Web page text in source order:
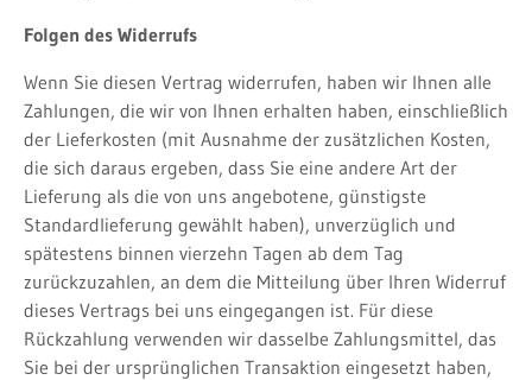
Folgen des Widerrufs
Wenn Sie diesen Vertrag widerrufen, haben wir Ihnen alle
Zahlungen, die wir von Ihnen erhalten haben, einschließlich
der Lieferkosten (mit Ausnahme der zusätzlichen Kosten,
die sich daraus ergeben, dass Sie eine andere Art der
Lieferung als die von uns angebotene, günstigste
Standardlieferung gewählt haben), unverzüglich und
spätestens binnen vierzehn Tagen ab dem Tag
zurückzuzahlen, an dem die Mitteilung über Ihren Widerruf
dieses Vertrags bei uns eingegangen ist. Für diese
Rückzahlung verwenden wir dasselbe Zahlungsmittel, das
Sie bei der ursprünglichen Transaktion eingesetzt haben,